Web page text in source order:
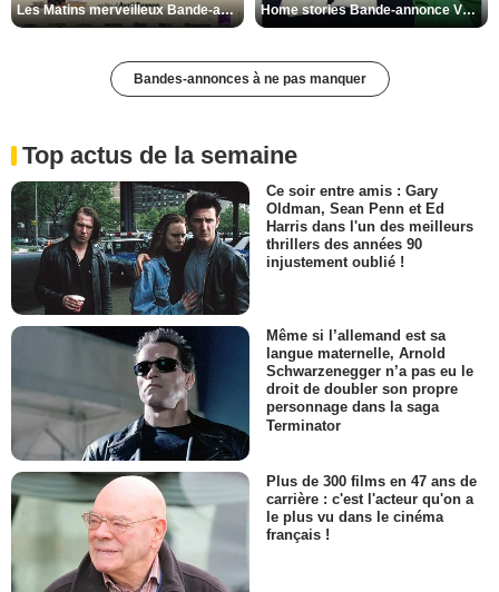
Les Matins merveilleux Bande-annonce VF Home stories Bande-annonce VO STFR
Bandes-annonces à ne pas manquer
Top actus de la semaine
Ce soir entre amis : Gary
Oldman, Sean Penn et Ed
Harris dans l'un des meilleurs
thrillers des années 90
injustement oublié !
Même si l’allemand est sa
langue maternelle, Arnold
Schwarzenegger n’a pas eu le
droit de doubler son propre
personnage dans la saga
Terminator
Plus de 300 films en 47 ans de
carrière : c'est l'acteur qu'on a
le plus vu dans le cinéma
français !